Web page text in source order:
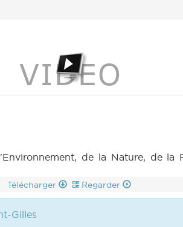
de la Nature, de la
Télécharger Regarder
Gilles